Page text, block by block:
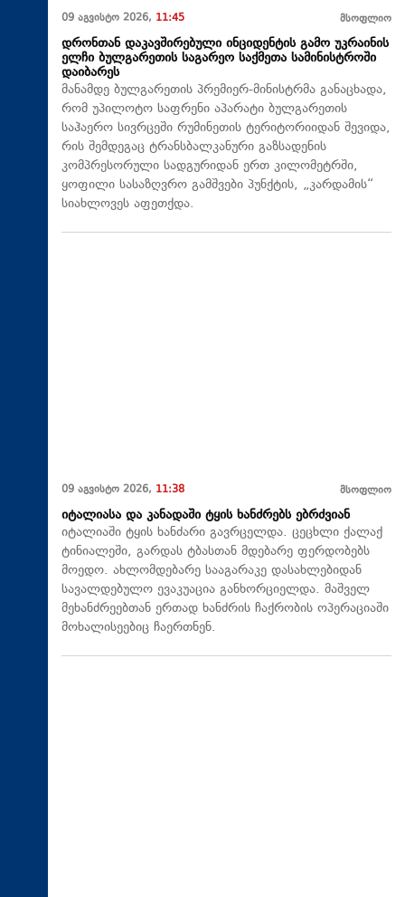
09 აგვისტო 2026, 11:45 მსოფლიო
დრონთან დაკავშირებული ინციდენტის გამო უკრაინის
ელჩი ბულგარეთის საგარეო საქმეთა სამინისტროში
დაიბარეს
მანამდე ბულგარეთის პრემიერ-მინისტრმა განაცხადა,
რომ უპილოტო საფრენი აპარატი ბულგარეთის
საჰაერო სივრცეში რუმინეთის ტერიტორიიდან შევიდა,
რის შემდეგაც ტრანსბალკანური გაზსადენის
კომპრესორული სადგურიდან ერთ კილომეტრში,
ყოფილი სასაზღვრო გამშვები პუნქტის, „კარდამის“
სიახლოვეს აფეთქდა.
09 აგვისტო 2026, 11:38 მსოფლიო
იტალიასა და კანადაში ტყის ხანძრებს ებრძვიან
იტალიაში ტყის ხანძარი გავრცელდა. ცეცხლი ქალაქ
ტინიალეში, გარდას ტბასთან მდებარე ფერდობებს
მოედო. ახლომდებარე სააგარაკე დასახლებიდან
სავალდებულო ევაკუაცია განხორციელდა. მაშველ
მეხანძრეებთან ერთად ხანძრის ჩაქრობის ოპერაციაში
მოხალისეებიც ჩაერთნენ.